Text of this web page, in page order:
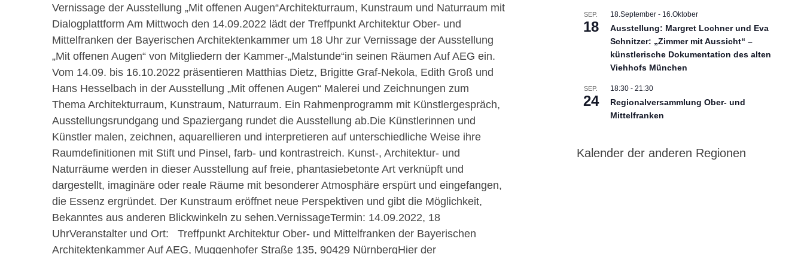
Vernissage der Ausstellung „Mit offenen Augen“Architekturraum, Kunstraum und Naturraum mit
Dialogplattform Am Mittwoch den 14.09.2022 lädt der Treffpunkt Architektur Ober- und
Mittelfranken der Bayerischen Architektenkammer um 18 Uhr zur Vernissage der Ausstellung
„Mit offenen Augen“ von Mitgliedern der Kammer-„Malstunde“in seinen Räumen Auf AEG ein.
Vom 14.09. bis 16.10.2022 präsentieren Matthias Dietz, Brigitte Graf-Nekola, Edith Groß und
Hans Hesselbach in der Ausstellung „Mit offenen Augen“ Malerei und Zeichnungen zum
Thema Architekturraum, Kunstraum, Naturraum. Ein Rahmenprogramm mit Künstlergespräch,
Ausstellungsrundgang und Spaziergang rundet die Ausstellung ab.Die Künstlerinnen und
Künstler malen, zeichnen, aquarellieren und interpretieren auf unterschiedliche Weise ihre
Raumdefinitionen mit Stift und Pinsel, farb- und kontrastreich. Kunst-, Architektur- und
Naturräume werden in dieser Ausstellung auf freie, phantasiebetonte Art verknüpft und
dargestellt, imaginäre oder reale Räume mit besonderer Atmosphäre erspürt und eingefangen,
die Essenz ergründet. Der Kunstraum eröffnet neue Perspektiven und gibt die Möglichkeit,
Bekanntes aus anderen Blickwinkeln zu sehen.VernissageTermin: 14.09.2022, 18
UhrVeranstalter und Ort: Treffpunkt Architektur Ober- und Mittelfranken der Bayerischen
Architektenkammer Auf AEG, Muggenhofer Straße 135, 90429 NürnbergHier der
SEP.
18
18.September- 16.Oktober
Ausstellung: Margret Lochner und Eva
Schnitzer: „Zimmer mit Aussicht“ –
künstlerische Dokumentation des alten
Viehhofs München
SEP.
24
18:30- 21:30
Regionalversammlung Ober- und
Mittelfranken
Kalender der anderen Regionen